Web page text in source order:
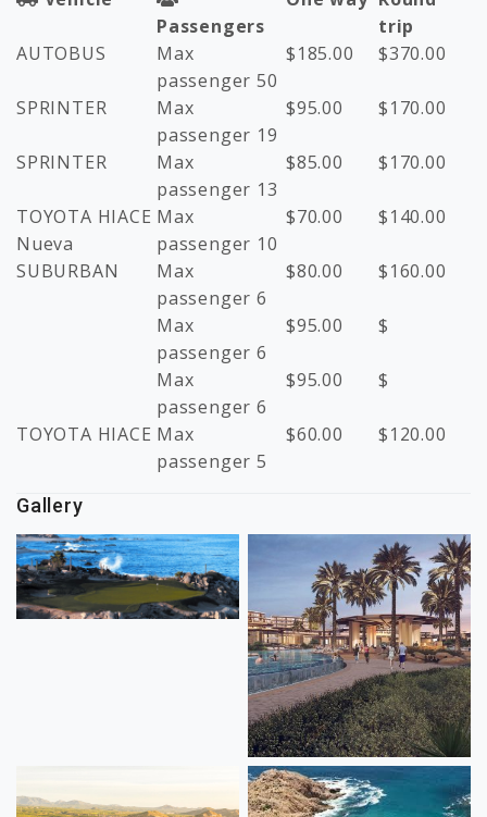
Passengers
trip
AUTOBUS
Max
passenger 50
$185.00 $370.00
SPRINTER
Max
passenger 19
$95.00 $170.00
SPRINTER
Max
passenger 13
$85.00 $170.00
TOYOTA HIACE
Nueva
Max
passenger 10
$70.00 $140.00
SUBURBAN
Max
passenger 6
$80.00 $160.00
Max
passenger 6
$95.00 $
Max
passenger 6
$95.00 $
TOYOTA HIACE Max
passenger 5
$60.00 $120.00
Gallery